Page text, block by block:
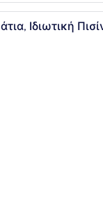
σύγχρονος, ανοιχτός
Ιδιωτική